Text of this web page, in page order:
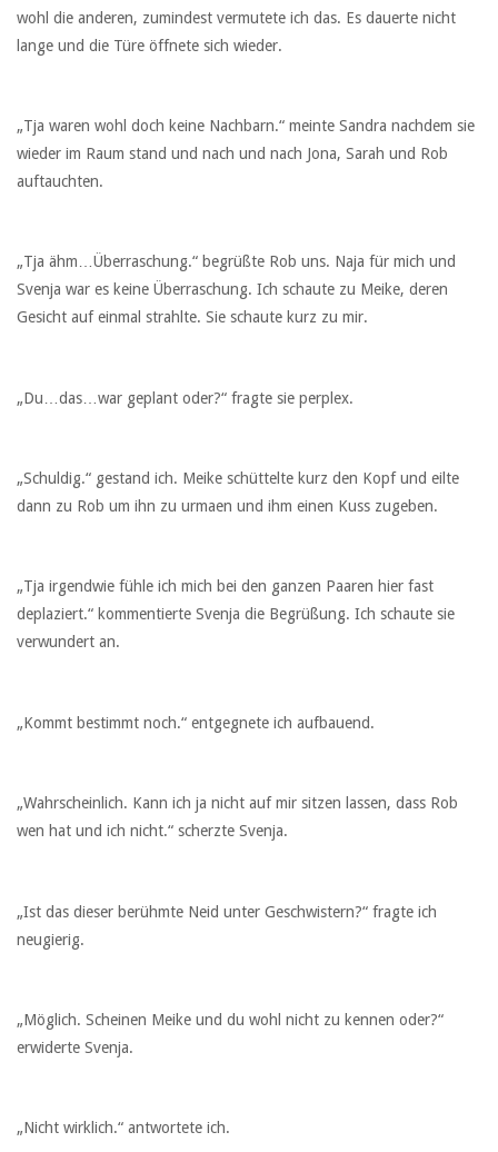
wohl die anderen, zumindest vermutete ich das. Es dauerte nicht
lange und die Türe öffnete sich wieder.
„Tja waren wohl doch keine Nachbarn.“ meinte Sandra nachdem sie
wieder im Raum stand und nach und nach Jona, Sarah und Rob
auftauchten.
„Tja ähm…Überraschung.“ begrüßte Rob uns. Naja für mich und
Svenja war es keine Überraschung. Ich schaute zu Meike, deren
Gesicht auf einmal strahlte. Sie schaute kurz zu mir.
„Du…das…war geplant oder?“ fragte sie perplex.
„Schuldig.“ gestand ich. Meike schüttelte kurz den Kopf und eilte
dann zu Rob um ihn zu urmaen und ihm einen Kuss zugeben.
„Tja irgendwie fühle ich mich bei den ganzen Paaren hier fast
deplaziert.“ kommentierte Svenja die Begrüßung. Ich schaute sie
verwundert an.
„Kommt bestimmt noch.“ entgegnete ich aufbauend.
„Wahrscheinlich. Kann ich ja nicht auf mir sitzen lassen, dass Rob
wen hat und ich nicht.“ scherzte Svenja.
„Ist das dieser berühmte Neid unter Geschwistern?“ fragte ich
neugierig.
„Möglich. Scheinen Meike und du wohl nicht zu kennen oder?“
erwiderte Svenja.
„Nicht wirklich.“ antwortete ich.